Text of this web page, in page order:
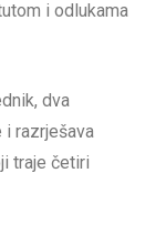
i odlukama
dva
i razrješava
traje četiri